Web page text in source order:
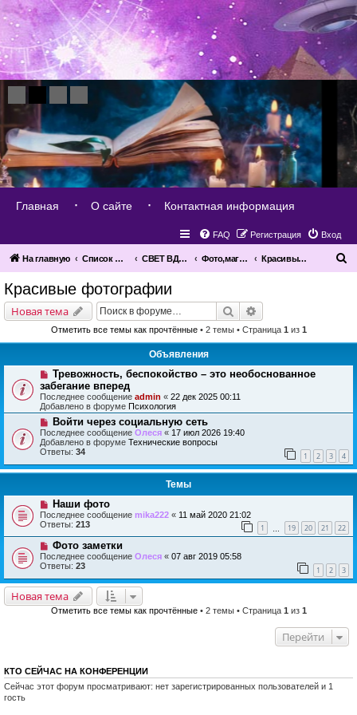
Главная О сайте Контактная информация
Вход
Регистрация
FAQ
На главную Список форумов СВЕТ ВДОХНОВЕНИЯ Фото,магические знаки,картины,рисунки... Красивые фотографии
Красивые фотографии
Новая тема Поиск
Отметить все темы как прочтённые• 2 темы • Страница 1 из 1
Объявления
Тревожность, беспокойство – это необоснованное
забегание вперед
Последнее сообщение admin « 22 дек 2025 00:11
Добавлено в форуме Психология
Войти через социальную сеть
Последнее сообщение Олеся « 17 июл 2026 19:40
Добавлено в форуме Технические вопросы
Ответы: 34 1 2 3 4
Темы
Наши фото
Последнее сообщение mika222 « 11 май 2020 21:02
Ответы: 213 1 19 20 21 22
Фото заметки
Последнее сообщение Олеся « 07 авг 2019 05:58
Ответы: 23 1 2 3
Новая тема
Отметить все темы как прочтённые• 2 темы • Страница 1 из 1
Перейти
КТО СЕЙЧАС НА КОНФЕРЕНЦИИ
Сейчас этот форум просматривают: нет зарегистрированных пользователей и 1
гость